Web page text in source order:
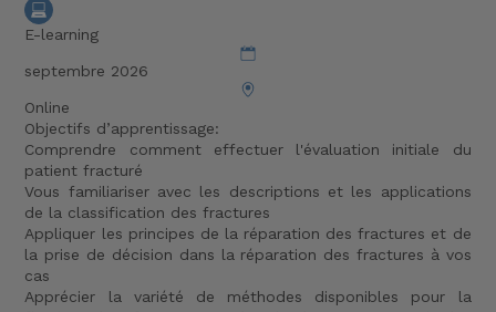
E-learning
septembre 2026
Online
Objectifs d’apprentissage:
Comprendre comment effectuer l'évaluation initiale du
patient fracturé
Vous familiariser avec les descriptions et les applications
de la classification des fractures
Appliquer les principes de la réparation des fractures et de
la prise de décision dans la réparation des fractures à vos
cas
Apprécier la variété de méthodes disponibles pour la